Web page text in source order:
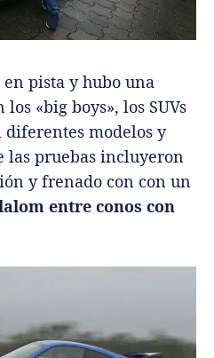
pista y hubo una
«big boys», los SUVs
diferentes modelos y
las pruebas incluyeron
y frenado con con un
entre conos con